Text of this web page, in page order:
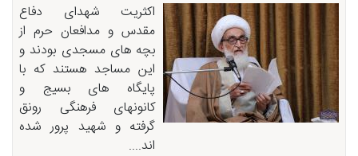
اکثریت شهدای دفاع
مقدس و مدافعان حرم از
بچه های مسجدی بودند و
این مساجد هستند که با
پایگاه های بسیج و
کانونهای فرهنگی رونق
گرفته و شهید پرور شده
اند....